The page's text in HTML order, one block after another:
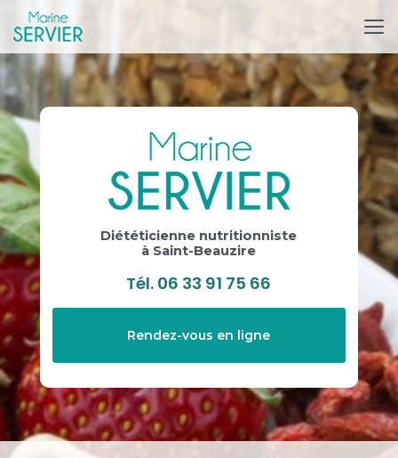
au
contenu
principal
Diététicienne nutritionniste
à Saint-Beauzire
Tél. 06 33 91 75 66
Rendez-vous en ligne